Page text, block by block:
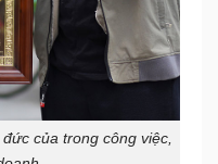
của trong công việc,